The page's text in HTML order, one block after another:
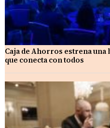
Caja de Ahorros estrena
que conecta con todos